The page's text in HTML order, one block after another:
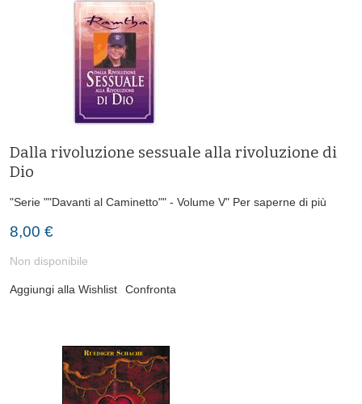
Dalla rivoluzione sessuale alla rivoluzione di
Dio
"Serie ""Davanti al Caminetto"" - Volume V" Per saperne di più
8,00 €
Non disponibile
Aggiungi alla Wishlist Confronta